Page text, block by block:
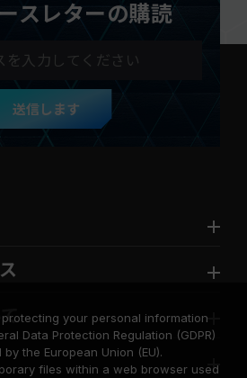
スレターの購読
送信します
て
your personal information
Data Protection Regulation (GDPR)
by the European Union (EU).
files within a web browser used